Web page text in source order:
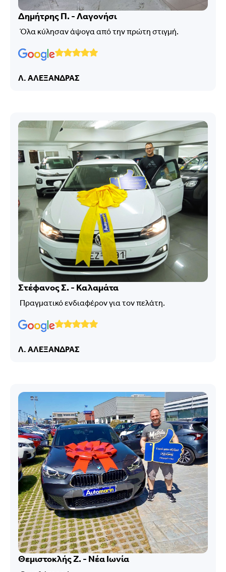
Δημήτρης Π. - Λαγονήσι
Όλα κύλησαν άψογα από την πρώτη στιγμή.
Λ. ΑΛΕΞΑΝΔΡΑΣ
Στέφανος Σ. - Καλαμάτα
Πραγματικό ενδιαφέρον για τον πελάτη.
Λ. ΑΛΕΞΑΝΔΡΑΣ
Θεμιστοκλής Ζ. - Νέα Ιωνία